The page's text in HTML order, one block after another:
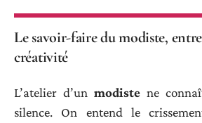
Le savoir-faire du modiste,
créativité
L’atelier d’un modiste ne
silence. On entend le